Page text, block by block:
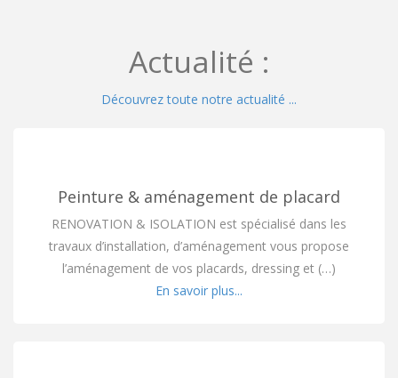
Actualité :
Découvrez toute notre actualité ...
Peinture & aménagement de placard
RENOVATION & ISOLATION est spécialisé dans les
travaux d’installation, d’aménagement vous propose
l’aménagement de vos placards, dressing et (…)
En savoir plus...